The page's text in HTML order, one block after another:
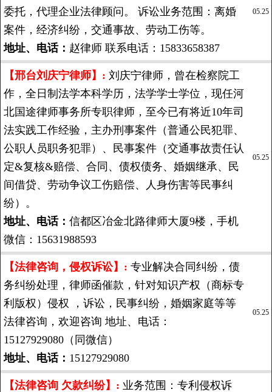
委托，代理企业法律顾问。 诉讼业务范围：离婚
案件，经济纠纷，交通事故、劳动工伤等。
地址、电话： 赵律师 联系电话：15833658387
05.25
【邢台刘庆宁律师】: 刘庆宁律师，曾在检察院工
作，全日制法学本科学历，法学学士学位，现任河
北国途律师事务所专职律师，至今已有将近10年司
法实践工作经验，主办刑事案件（普通公民犯罪、
公职人员职务犯罪）、民事案件（交通事故责任认
定&复核&赔偿、合同、债权债务、婚姻继承、民
间借贷、劳动争议工伤赔偿、人身伤害等民事纠
纷）。
地址、电话： 信都区冶金北路律师大厦9楼，手机
微信：15631988593
05.25
【法律咨询，侵权诉讼】: 专业解决合同纠纷，债
务纠纷处理，律师函催款，针对知识产权（商标专
利版权）侵权 ，诉讼，民事纠纷，婚姻家庭等等
法律咨询，欢迎咨询 地址、电话：
15127929080（同微信）
地址、电话： 15127929080
05.25
【法律咨询 欠款纠纷】: 业务范围：专利侵权诉